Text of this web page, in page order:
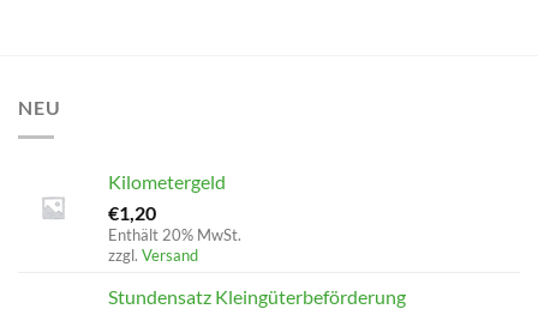
NEU
Kilometergeld
€1,20
Enthält 20% MwSt.
zzgl. Versand
Stundensatz Kleingüterbeförderung